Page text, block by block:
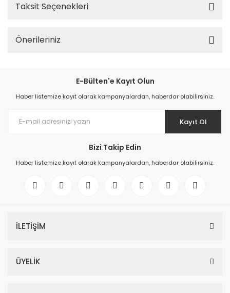
Taksit Seçenekleri
Önerileriniz
E-Bülten'e Kayıt Olun
Haber listemize kayıt olarak kampanyalardan, haberdar olabilirsiniz.
Kayıt Ol
Bizi Takip Edin
Haber listemize kayıt olarak kampanyalardan, haberdar olabilirsiniz.
İLETİŞİM
ÜYELİK